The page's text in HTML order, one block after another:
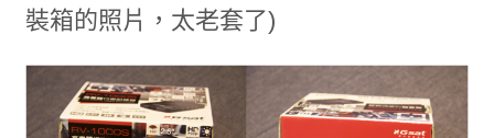
裝箱的照片，太老套了)